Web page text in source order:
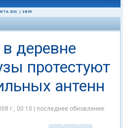
2008 08:59
деревне
протестуют
антенн
г., 00:10 | последнее обновление: